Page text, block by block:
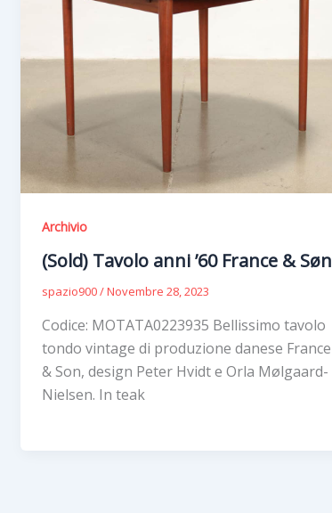
Archivio
(Sold) Tavolo anni ’60 France & Søn
spazio900/Novembre 28, 2023
Codice: MOTATA0223935 Bellissimo tavolo
tondo vintage di produzione danese France
& Son, design Peter Hvidt e Orla Mølgaard-
Nielsen. In teak